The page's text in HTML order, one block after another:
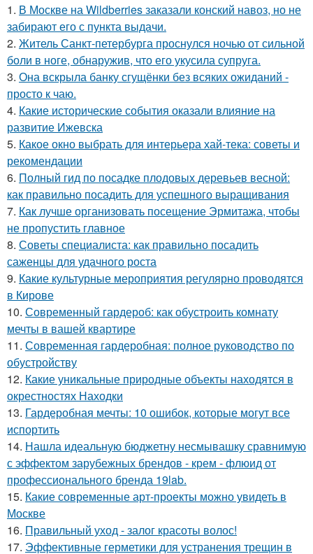
1. В Москве на Wildberries заказали конский навоз, но не
забирают его с пункта выдачи.
2. Житель Санкт-петербурга проснулся ночью от сильной
боли в ноге, обнаружив, что его укусила супруга.
3. Она вскрыла банку сгущёнки без всяких ожиданий -
просто к чаю.
4. Какие исторические события оказали влияние на
развитие Ижевска
5. Какое окно выбрать для интерьера хай-тека: советы и
рекомендации
6. Полный гид по посадке плодовых деревьев весной:
как правильно посадить для успешного выращивания
7. Как лучше организовать посещение Эрмитажа, чтобы
не пропустить главное
8. Советы специалиста: как правильно посадить
саженцы для удачного роста
9. Какие культурные мероприятия регулярно проводятся
в Кирове
10. Современный гардероб: как обустроить комнату
мечты в вашей квартире
11. Современная гардеробная: полное руководство по
обустройству
12. Какие уникальные природные объекты находятся в
окрестностях Находки
13. Гардеробная мечты: 10 ошибок, которые могут все
испортить
14. Нашла идеальную бюджетну несмывашку сравнимую
с эффектом зарубежных брендов - крем - флюид от
профессионального бренда 19lab.
15. Какие современные арт-проекты можно увидеть в
Москве
16. Правильный уход - залог красоты волос!
17. Эффективные герметики для устранения трещин в